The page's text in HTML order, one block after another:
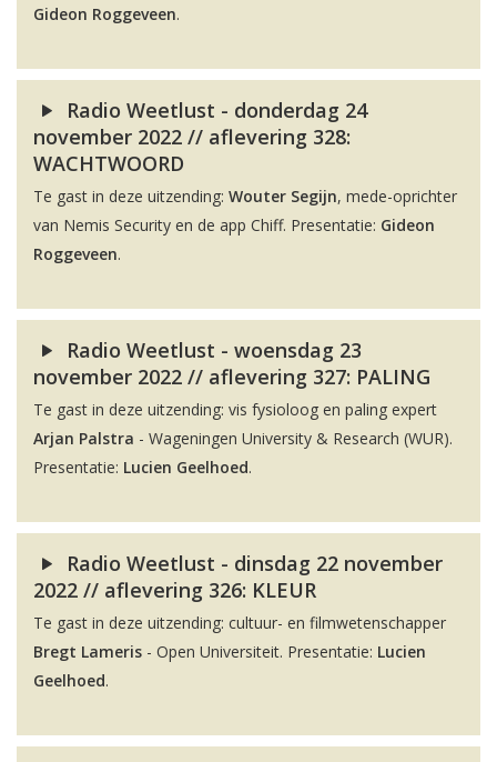
Gideon Roggeveen.
Radio Weetlust - donderdag 24
november 2022 // aflevering 328:
WACHTWOORD
Te gast in deze uitzending: Wouter Segijn, mede-oprichter
van Nemis Security en de app Chiff. Presentatie: Gideon
Roggeveen.
Radio Weetlust - woensdag 23
november 2022 // aflevering 327: PALING
Te gast in deze uitzending: vis fysioloog en paling expert
Arjan Palstra - Wageningen University & Research (WUR).
Presentatie: Lucien Geelhoed.
Radio Weetlust - dinsdag 22 november
2022 // aflevering 326: KLEUR
Te gast in deze uitzending: cultuur- en filmwetenschapper
Bregt Lameris - Open Universiteit. Presentatie: Lucien
Geelhoed.